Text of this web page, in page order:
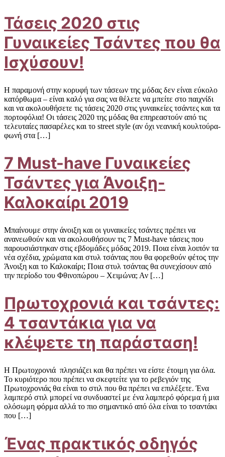
Τάσεις 2020 στις
Γυναικείες Τσάντες που θα
Ισχύσουν!
Η παραμονή στην κορυφή των τάσεων της μόδας δεν είναι εύκολο
κατόρθωμα – είναι καλό για σας να θέλετε να μπείτε στο παιχνίδι
και να ακολουθήσετε τις τάσεις 2020 στις γυναικείες τσάντες και τα
πορτοφόλια! Οι τάσεις 2020 της μόδας θα επηρεαστούν από τις
τελευταίες πασαρέλες και το street style (αν όχι νεανική κουλτούρα-
φωνή στα […]
7 Must-have Γυναικείες
Τσάντες για Άνοιξη-
Καλοκαίρι 2019
Μπαίνουμε στην άνοιξη και οι γυναικείες τσάντες πρέπει να
ανανεωθούν και να ακολουθήσουν τις 7 Must-have τάσεις που
παρουσιάστηκαν στις εβδομάδες μόδας 2019. Ποια είναι λοιπόν τα
νέα σχέδια, χρώματα και στυλ τσάντας που θα φορεθούν φέτος την
Άνοιξη και το Καλοκαίρι; Ποια στυλ τσάντας θα συνεχίσουν από
την περίοδο του Φθινοπώρου – Χειμώνα; Αν […]
Πρωτοχρονιά και τσάντες:
4 τσαντάκια για να
κλέψετε τη παράσταση!
Η Πρωτοχρονιά πλησιάζει και θα πρέπει να είστε έτοιμη για όλα.
Το κυριότερο που πρέπει να σκεφτείτε για το ρεβεγιόν της
Πρωτοχρονιάς θα είναι το στιλ που θα πρέπει να επιλέξετε. Ένα
λαμπερό στιλ μπορεί να συνδυαστεί με ένα λαμπερό φόρεμα ή μια
ολόσωμη φόρμα αλλά το πιο σημαντικό από όλα είναι το τσαντάκι
που […]
Ένας πρακτικός οδηγός